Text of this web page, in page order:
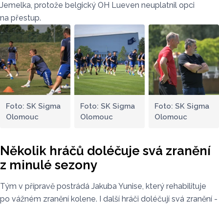
Jemelka, protože belgický OH Lueven neuplatnil opci
na přestup.
Foto: SK Sigma
Olomouc
Foto: SK Sigma
Olomouc
Foto: SK Sigma
Olomouc
Několik hráčů doléčuje svá zranění
z minulé sezony
Tým v přípravě postrádá Jakuba Yunise, který rehabilituje
po vážném zranění kolene. I další hráči doléčují svá zranění -